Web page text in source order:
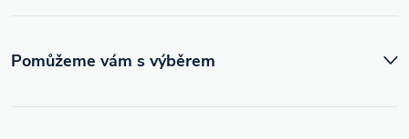
Pomůžeme vám s výběrem